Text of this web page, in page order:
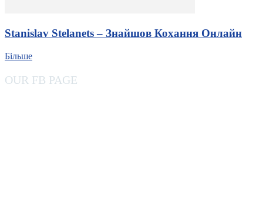
Stanislav Stelanets – Знайшов Кохання Онлайн
Більше
OUR FB PAGE